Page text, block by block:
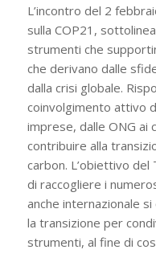
L’incontro del 2
sulla COP21,
strumenti che
che derivano dalle
dalla crisi globale.
coinvolgimento attivo
imprese, dalle ONG ai
contribuire alla
carbon. L’obiettivo
di raccogliere i
anche internazionale
la transizione per
strumenti, al fine di